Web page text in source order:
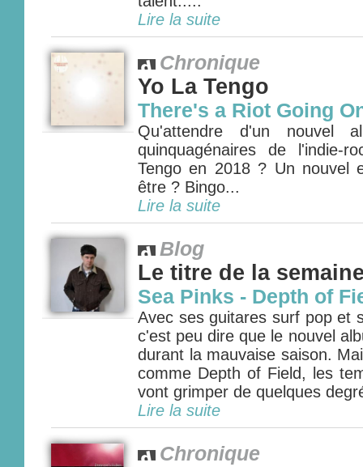
Lire la suite
Chronique
Yo La Tengo
There's a Riot Going
Qu'attendre d'un nouvel
quinquagénaires de l'indie-
Tengo en 2018 ? Un nouvel
être ? Bingo...
Lire la suite
Blog
Le titre de la
Sea Pinks - Depth of
Avec ses guitares surf pop et
c'est peu dire que le nouvel
durant la mauvaise saison.
comme Depth of Field, les
vont grimper de quelques
Lire la suite
Chronique